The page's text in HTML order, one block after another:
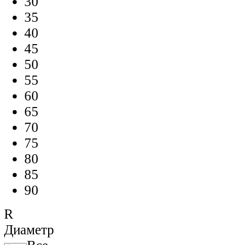
35
40
45
50
55
60
65
70
75
80
85
90
R
Диаметр